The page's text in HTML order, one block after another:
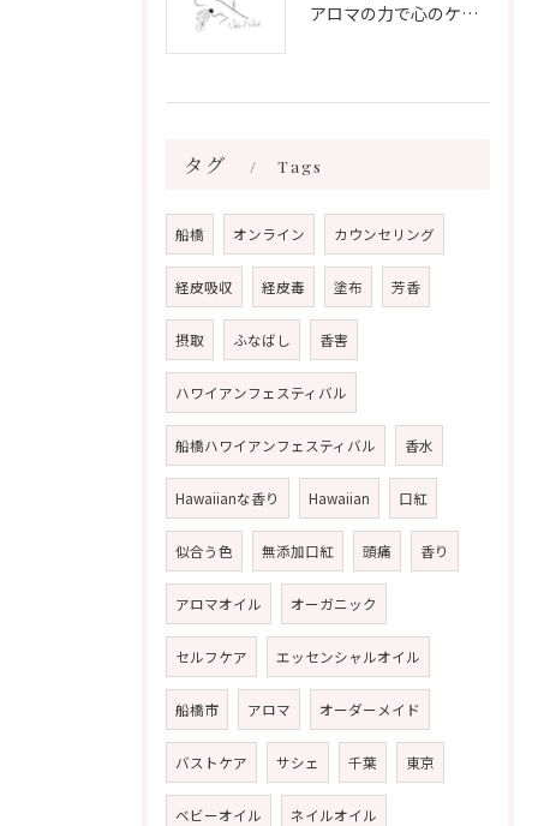
アロマの力で心のケアをする方法
タグ Tags
船橋 オンライン カウンセリング
経皮吸収 経皮毒 塗布 芳香
摂取 ふなばし 香害
ハワイアンフェスティバル
船橋ハワイアンフェスティバル 香水
Hawaiianな香り Hawaiian 口紅
似合う色 無添加口紅 頭痛 香り
アロマオイル オーガニック
セルフケア エッセンシャルオイル
船橋市 アロマ オーダーメイド
バストケア サシェ 千葉 東京
ベビーオイル ネイルオイル